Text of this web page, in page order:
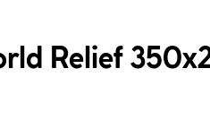
Relief